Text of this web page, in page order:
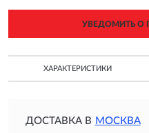
УВЕДОМИТЬ О
ХАРАКТЕРИСТИКИ
ДОСТАВКА В МОСКВА